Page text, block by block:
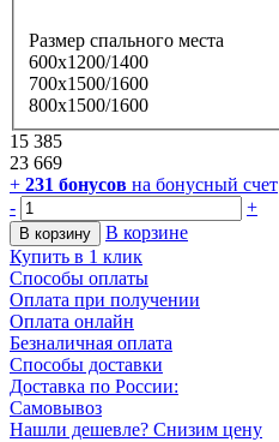
Размер спального места
600х1200/1400
700х1500/1600
800х1500/1600
15 385
23 669
+ 231 бонусов на бонусный счет
-
+
В корзину
В корзине
Купить в 1 клик
Способы оплаты
Оплата при получении
Оплата онлайн
Безналичная оплата
Способы доставки
Доставка по России:
Самовывоз
Нашли дешевле? Снизим цену